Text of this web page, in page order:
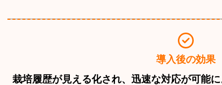
導入後の効果
栽培履歴が見える化され、迅速な対応が可能